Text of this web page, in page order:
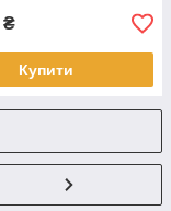
₴
Купити